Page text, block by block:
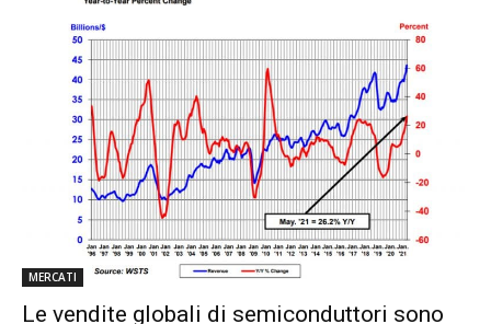
MERCATI
Le vendite globali di semiconduttori sono